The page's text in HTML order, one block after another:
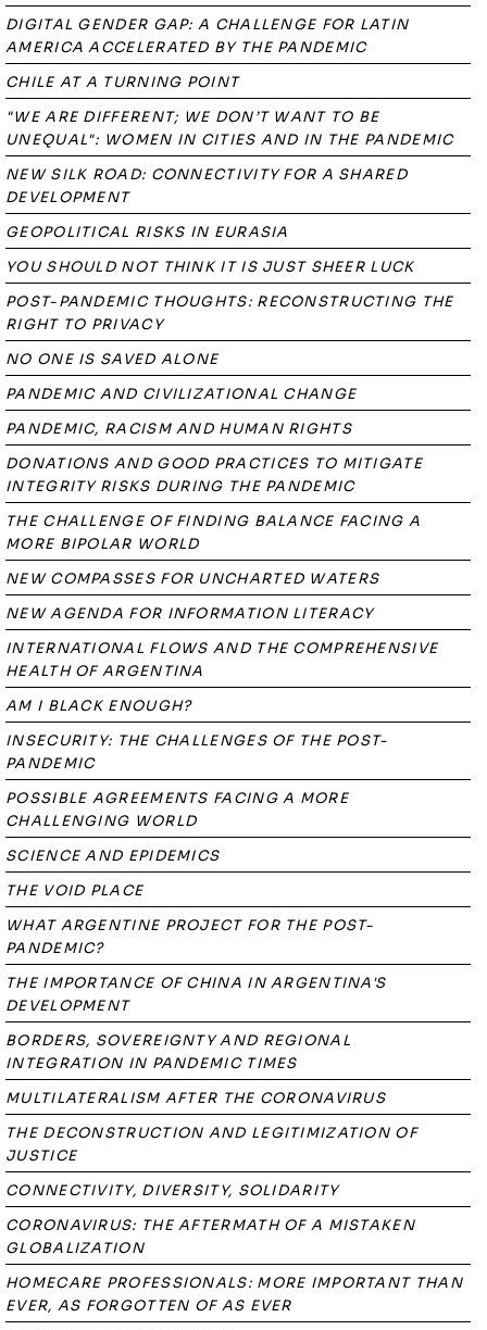
DIGITAL GENDER GAP: A CHALLENGE FOR LATIN
AMERICA ACCELERATED BY THE PANDEMIC
CHILE AT A TURNING POINT
"WE ARE DIFFERENT; WE DON’T WANT TO BE
UNEQUAL": WOMEN IN CITIES AND IN THE PANDEMIC
NEW SILK ROAD: CONNECTIVITY FOR A SHARED
DEVELOPMENT
GEOPOLITICAL RISKS IN EURASIA
YOU SHOULD NOT THINK IT IS JUST SHEER LUCK
POST-PANDEMIC THOUGHTS: RECONSTRUCTING THE
RIGHT TO PRIVACY
NO ONE IS SAVED ALONE
PANDEMIC AND CIVILIZATIONAL CHANGE
PANDEMIC, RACISM AND HUMAN RIGHTS
DONATIONS AND GOOD PRACTICES TO MITIGATE
INTEGRITY RISKS DURING THE PANDEMIC
THE CHALLENGE OF FINDING BALANCE FACING A
MORE BIPOLAR WORLD
NEW COMPASSES FOR UNCHARTED WATERS
NEW AGENDA FOR INFORMATION LITERACY
INTERNATIONAL FLOWS AND THE COMPREHENSIVE
HEALTH OF ARGENTINA
AM I BLACK ENOUGH?
INSECURITY: THE CHALLENGES OF THE POST-
PANDEMIC
POSSIBLE AGREEMENTS FACING A MORE
CHALLENGING WORLD
SCIENCE AND EPIDEMICS
THE VOID PLACE
WHAT ARGENTINE PROJECT FOR THE POST-
PANDEMIC?
THE IMPORTANCE OF CHINA IN ARGENTINA'S
DEVELOPMENT
BORDERS, SOVEREIGNTY AND REGIONAL
INTEGRATION IN PANDEMIC TIMES
MULTILATERALISM AFTER THE CORONAVIRUS
THE DECONSTRUCTION AND LEGITIMIZATION OF
JUSTICE
CONNECTIVITY, DIVERSITY, SOLIDARITY
CORONAVIRUS: THE AFTERMATH OF A MISTAKEN
GLOBALIZATION
HOMECARE PROFESSIONALS: MORE IMPORTANT THAN
EVER, AS FORGOTTEN OF AS EVER